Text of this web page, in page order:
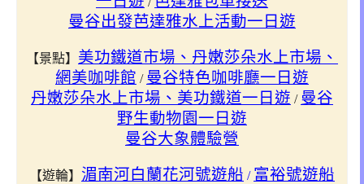
曼谷出發芭達雅水上活動一日遊
【景點】 美功鐵道市場、丹嫩莎朵水上市場、
網美咖啡館 / 曼谷特色咖啡廳一日遊
丹嫩莎朵水上市場、美功鐵道一日遊 / 曼谷
野生動物園一日遊
曼谷大象體驗營
【遊輪】 湄南河白蘭花河號遊船 / 富裕號遊船